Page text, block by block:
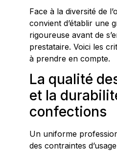
Face à la diversité de
convient d’établir une
rigoureuse avant de
prestataire. Voici les
à prendre en compte.
La qualité
et la
confections
Un uniforme
des contraintes